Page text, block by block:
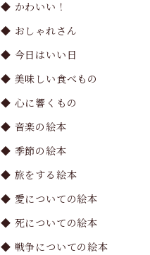
◆ かわいい！
◆ おしゃれさん
◆ 今日はいい日
◆ 美味しい食べもの
◆ 心に響くもの
◆ 音楽の絵本
◆ 季節の絵本
◆ 旅をする絵本
◆ 愛についての絵本
◆ 死についての絵本
◆ 戦争についての絵本